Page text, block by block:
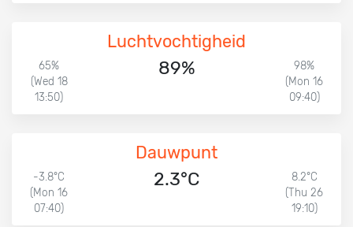
Luchtvochtigheid
65%
(Wed 18
13:50)
89%
98%
(Mon 16
09:40)
Dauwpunt
-3.8°C
(Mon 16
07:40)
2.3°C
8.2°C
(Thu 26
19:10)